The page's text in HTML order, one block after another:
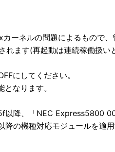
ーネルの問題によるもので
ます(再起動は連続稼働扱い
にしてください。
なります。
降、「NEC Express5800
の機種対応モジュールを適